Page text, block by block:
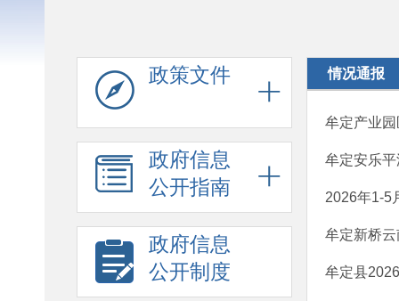
政策文件
政府信息
公开指南
政府信息
公开制度
情况通报
牟定产业园
牟定安乐平
2026年1-5
牟定新桥云
牟定县